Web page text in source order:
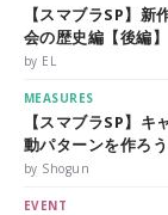
【スマブラSP】
会の歴史編【後編】
by EL
MEASURES
【スマブラSP】
動パターンを作ろう
by Shogun
EVENT